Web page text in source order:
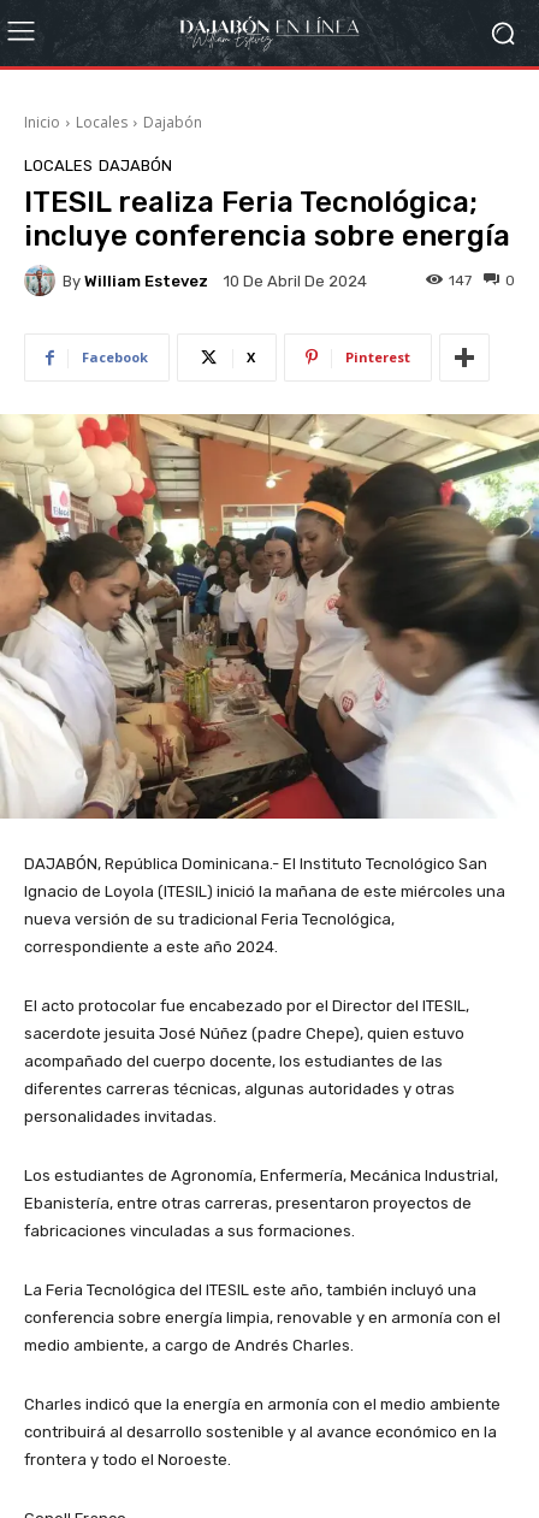
Inicio Locales Dajabón
LOCALES DAJABÓN
ITESIL realiza Feria Tecnológica;
incluye conferencia sobre energía
By William Estevez 10 De Abril De 2024 0
147
Facebook X Pinterest
DAJABÓN, República Dominicana.- El Instituto Tecnológico San
Ignacio de Loyola (ITESIL) inició la mañana de este miércoles una
nueva versión de su tradicional Feria Tecnológica,
correspondiente a este año 2024.
El acto protocolar fue encabezado por el Director del ITESIL,
sacerdote jesuita José Núñez (padre Chepe), quien estuvo
acompañado del cuerpo docente, los estudiantes de las
diferentes carreras técnicas, algunas autoridades y otras
personalidades invitadas.
Los estudiantes de Agronomía, Enfermería, Mecánica Industrial,
Ebanistería, entre otras carreras, presentaron proyectos de
fabricaciones vinculadas a sus formaciones.
La Feria Tecnológica del ITESIL este año, también incluyó una
conferencia sobre energía limpia, renovable y en armonía con el
medio ambiente, a cargo de Andrés Charles.
Charles indicó que la energía en armonía con el medio ambiente
contribuirá al desarrollo sostenible y al avance económico en la
frontera y todo el Noroeste.